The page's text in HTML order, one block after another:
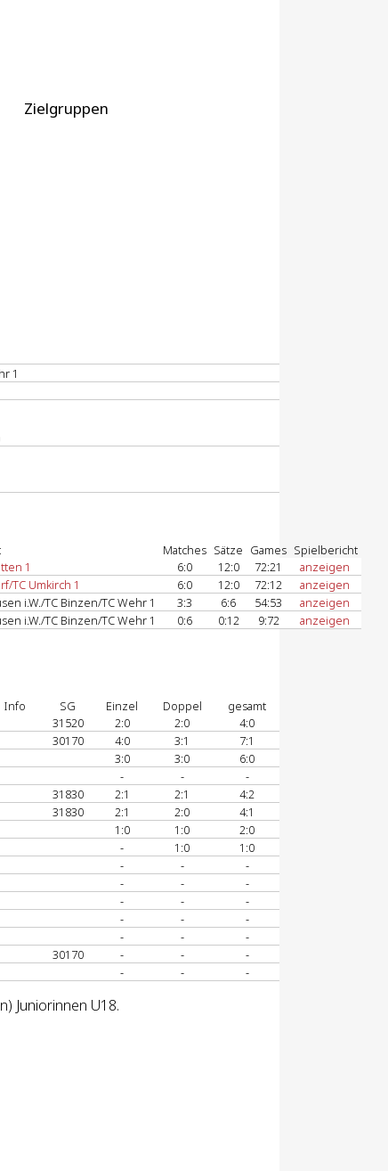
Zielgruppen
1
Matches Sätze Games Spielbericht
1 6:0 12:0 72:21
anzeigen
TC Umkirch 1 6:0 12:0 72:12
anzeigen
i.W./TC Binzen/TC Wehr 1 3:3 6:6 54:53
anzeigen
i.W./TC Binzen/TC Wehr 1 0:6 0:12 9:72 anzeigen
Info SG Einzel Doppel
gesamt
31520 2:0 2:0
4:0
30170 4:0 3:1
7:1
3:0 3:0
6:0
- -
-
31830 2:1 2:1
4:2
31830 2:1 2:0
4:1
1:0 1:0
2:0
- 1:0
1:0
- -
-
- -
-
- -
-
- -
-
- -
-
30170 - -
-
- - -
Juniorinnen U18.